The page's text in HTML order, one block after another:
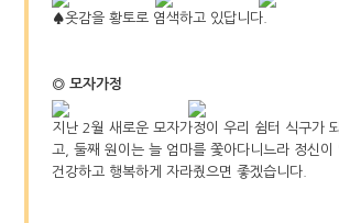
♠옷감을 황토로 염색하고 있답니다.
◎ 모자가정
지난 2월 새로운 모자가정이 우리 쉼터 식구가
고, 둘째 원이는 늘 엄마를 쫓아다니느라 정신
건강하고 행복하게 자라줬으면 좋겠습니다.